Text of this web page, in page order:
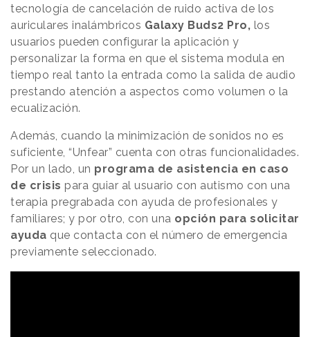
tecnología de cancelación de ruido activa de los
auriculares inalámbricos Galaxy Buds2 Pro, los
usuarios pueden configurar la aplicación y
personalizar la forma en que el sistema modula en
tiempo real tanto la entrada como la salida de audio
prestando atención a aspectos como volumen o la
ecualización.
Además, cuando la minimización de sonidos no es
suficiente, “Unfear” cuenta con otras funcionalidades.
Por un lado, un programa de asistencia en caso
de crisis para guiar al usuario con autismo con una
terapia pregrabada con ayuda de profesionales y
familiares; y por otro, con una opción para solicitar
ayuda que contacta con el número de emergencia
previamente seleccionado.